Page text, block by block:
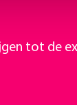
tot de